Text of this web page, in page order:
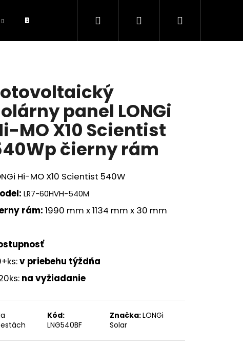
BUNKY, PRÍSLUŠENSTVO SOLÁRNE PANELY
Hľadať PrihlásenieNákupný
panel LONGi
MO X10 Scientist
čierny rám
Hi-MO X10 Scientist 540W
LR7-60HVH-540M
rám: 1990 mm x 1134 mm x 30 mm
v priebehu týždňa
na vyžiadanie
Kód:
LNG540BF
Značka:LONGi
Solar
EU-AM2)